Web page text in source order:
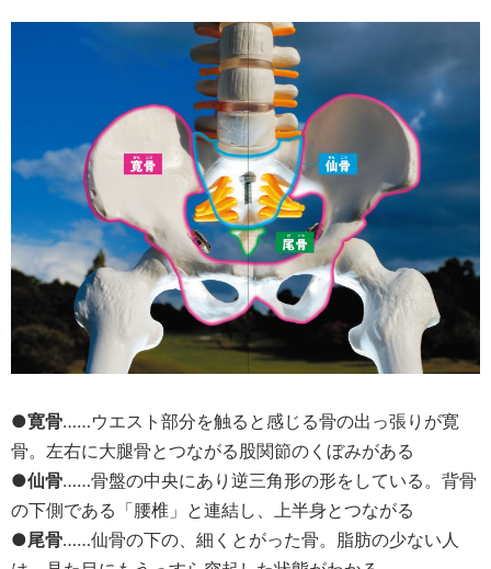
●寛骨……ウエスト部分を触ると感じる骨の出っ張りが寛
骨。左右に大腿骨とつながる股関節のくぼみがある
●仙骨……骨盤の中央にあり逆三角形の形をしている。背骨
の下側である「腰椎」と連結し、上半身とつながる
●尾骨……仙骨の下の、細くとがった骨。脂肪の少ない人